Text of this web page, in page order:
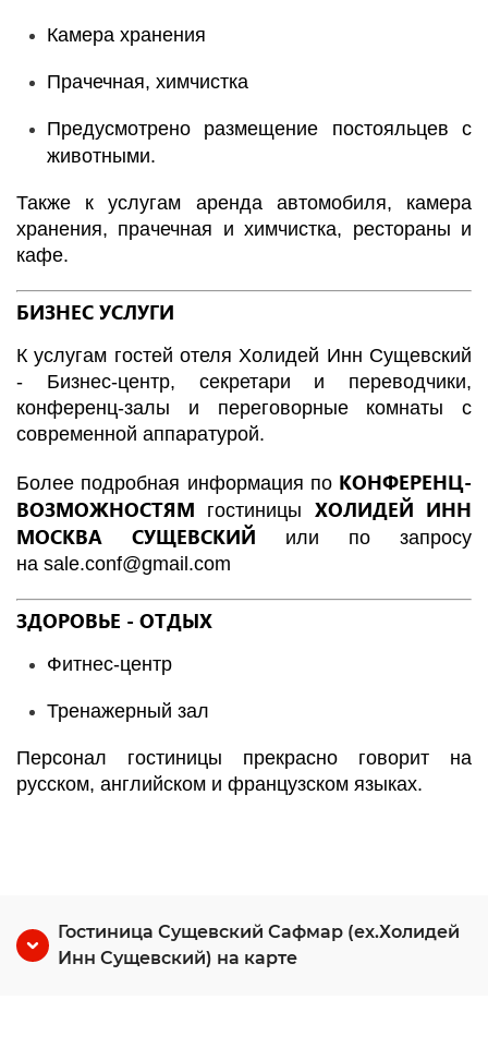
Камера хранения
Прачечная, химчистка
Предусмотрено размещение постояльцев с
животными.
Также к услугам аренда автомобиля, камера
хранения, прачечная и химчистка, рестораны и
кафе.
БИЗНЕС УСЛУГИ
К услугам гостей отеля Холидей Инн Сущевский
- Бизнес-центр, секретари и переводчики,
конференц-залы и переговорные комнаты с
современной аппаратурой.
Более подробная информация поКОНФЕРЕНЦ-
ВОЗМОЖНОСТЯМ гостиницы ХОЛИДЕЙ ИНН
МОСКВА СУЩЕВСКИЙ или по запросу
на sale.conf@gmail.com
ЗДОРОВЬЕ - ОТДЫХ
Фитнес-центр
Тренажерный зал
Персонал гостиницы прекрасно говорит на
русском, английском и французском языках.
Гостиница Сущевский Сафмар (ex.Холидей
Инн Сущевский) на карте